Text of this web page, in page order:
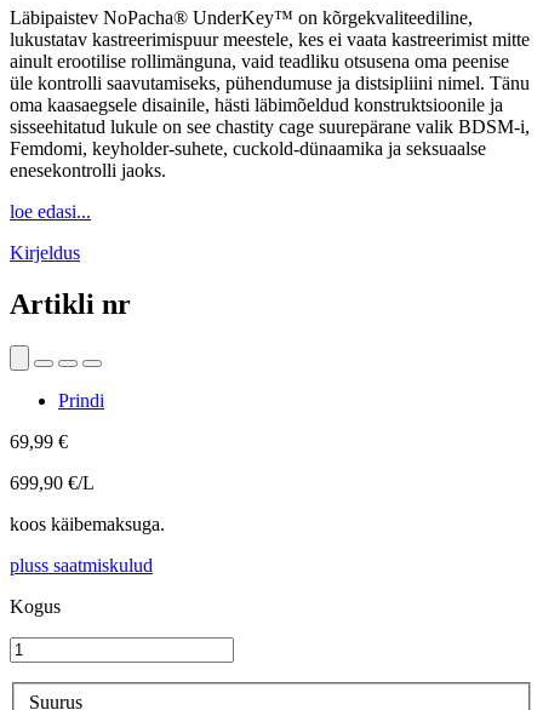
Läbipaistev NoPacha® UnderKey™ on kõrgekvaliteediline,
lukustatav kastreerimispuur meestele, kes ei vaata kastreerimist mitte
ainult erootilise rollimänguna, vaid teadliku otsusena oma peenise
üle kontrolli saavutamiseks, pühendumuse ja distsipliini nimel. Tänu
oma kaasaegsele disainile, hästi läbimõeldud konstruktsioonile ja
sisseehitatud lukule on see chastity cage suurepärane valik BDSM-i,
Femdomi, keyholder-suhete, cuckold-dünaamika ja seksuaalse
enesekontrolli jaoks.
loe edasi...
Kirjeldus
Artikli nr
Prindi
69,99 €
699,90 €/L
koos käibemaksuga.
pluss saatmiskulud
Kogus
Suurus